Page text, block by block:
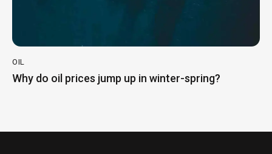
OIL
Why do oil prices jump up in winter-spring?